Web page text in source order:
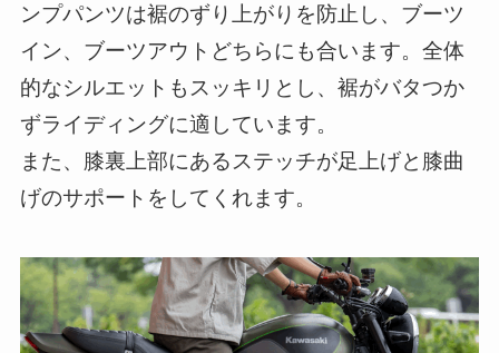
ンプパンツは裾のずり上がりを防止し、ブーツ
イン、ブーツアウトどちらにも合います。全体
的なシルエットもスッキリとし、裾がバタつか
ずライディングに適しています。
また、膝裏上部にあるステッチが足上げと膝曲
げのサポートをしてくれます。